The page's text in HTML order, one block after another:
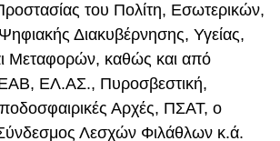
του Πολίτη, Εσωτερικών,
Διακυβέρνησης, Υγείας,
Μεταφορών, καθώς και από
ΕΛ.ΑΣ., Πυροσβεστική,
ποδοσφαιρικές Αρχές, ΠΣΑΤ, ο
Λεσχών Φιλάθλων κ.ά.